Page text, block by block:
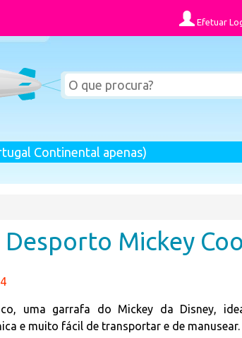
Efetuar
Continental apenas)
Desporto Mickey
uma garrafa do Mickey da Disney,
e muito fácil de transportar e de manusear.